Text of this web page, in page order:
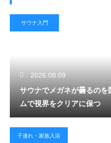
サウナ入門
2026.08.09
サウナでメガネが曇るの
ムで視界をクリアに保つ
子連れ・家族入浴